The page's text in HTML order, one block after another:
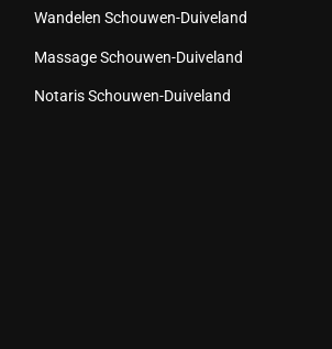
Wandelen Schouwen-Duiveland
Massage Schouwen-Duiveland
Notaris Schouwen-Duiveland